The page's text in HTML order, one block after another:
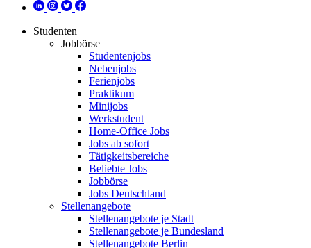
Studenten
Jobbörse
Studentenjobs
Nebenjobs
Ferienjobs
Praktikum
Minijobs
Werkstudent
Home-Office Jobs
Jobs ab sofort
Tätigkeitsbereiche
Beliebte Jobs
Jobbörse
Jobs Deutschland
Stellenangebote
Stellenangebote je Stadt
Stellenangebote je Bundesland
Stellenangebote Berlin